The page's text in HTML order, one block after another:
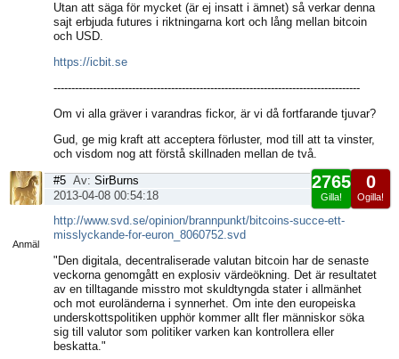
Utan att säga för mycket (är ej insatt i ämnet) så verkar denna
sajt erbjuda futures i riktningarna kort och lång mellan bitcoin
och USD.
https://icbit.se
--------------------------------------------------------------------------------------
Om vi alla gräver i varandras fickor, är vi då fortfarande tjuvar?
Gud, ge mig kraft att acceptera förluster, mod till att ta vinster,
och visdom nog att förstå skillnaden mellan de två.
Anmäl
0
Ogilla!
2765
Gilla!
#5 Av: SirBurns
2013-04-08 00:54:18
http://www.svd.se/opinion/brannpunkt/bitcoins-succe-ett-
misslyckande-for-euron_8060752.svd
"Den digitala, decentraliserade valutan bitcoin har de senaste
veckorna genomgått en explosiv värdeökning. Det är resultatet
av en tilltagande misstro mot skuldtyngda stater i allmänhet
och mot euroländerna i synnerhet. Om inte den europeiska
underskottspolitiken upphör kommer allt fler människor söka
sig till valutor som politiker varken kan kontrollera eller
beskatta."